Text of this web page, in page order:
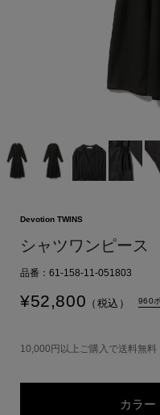
Devotion TWINS
シャツワンピース
品番：61-158-11-051803
¥52,800 （税込） 960
10,000円以上ご購入で送料無料
カラー